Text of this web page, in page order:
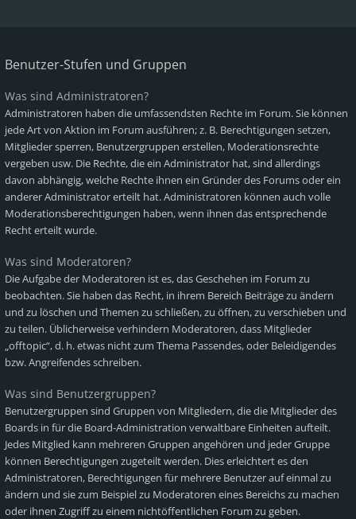
Benutzer-Stufen und Gruppen
Was sind Administratoren?
Administratoren haben die umfassendsten Rechte im Forum. Sie können
jede Art von Aktion im Forum ausführen; z. B. Berechtigungen setzen,
Mitglieder sperren, Benutzergruppen erstellen, Moderationsrechte
vergeben usw. Die Rechte, die ein Administrator hat, sind allerdings
davon abhängig, welche Rechte ihnen ein Gründer des Forums oder ein
anderer Administrator erteilt hat. Administratoren können auch volle
Moderationsberechtigungen haben, wenn ihnen das entsprechende
Recht erteilt wurde.
Was sind Moderatoren?
Die Aufgabe der Moderatoren ist es, das Geschehen im Forum zu
beobachten. Sie haben das Recht, in ihrem Bereich Beiträge zu ändern
und zu löschen und Themen zu schließen, zu öffnen, zu verschieben und
zu teilen. Üblicherweise verhindern Moderatoren, dass Mitglieder
„offtopic“, d. h. etwas nicht zum Thema Passendes, oder Beleidigendes
bzw. Angreifendes schreiben.
Was sind Benutzergruppen?
Benutzergruppen sind Gruppen von Mitgliedern, die die Mitglieder des
Boards in für die Board-Administration verwaltbare Einheiten aufteilt.
Jedes Mitglied kann mehreren Gruppen angehören und jeder Gruppe
können Berechtigungen zugeteilt werden. Dies erleichtert es den
Administratoren, Berechtigungen für mehrere Benutzer auf einmal zu
ändern und sie zum Beispiel zu Moderatoren eines Bereichs zu machen
oder ihnen Zugriff zu einem nichtöffentlichen Forum zu geben.